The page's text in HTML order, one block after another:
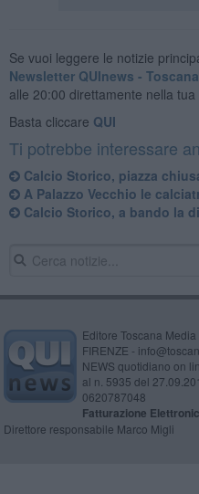
Se vuoi leggere le notizie
Newsletter QUInews -
alle 20:00 direttamente nella tua
Basta cliccare QUI
Ti potrebbe interessare
​Calcio Storico, piazza
A Palazzo Vecchio le
​Calcio Storico, a bando la
Editore Toscana
FIRENZE -
NEWS quotidiano on
al n. 5935 del
0620787048
Fatturazione
Direttore responsabile Marco Migli